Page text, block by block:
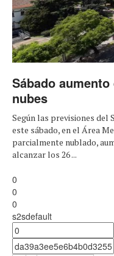
Sábado
nubes
Según las previsiones
este sábado, en el Área
parcialmente nublado,
alcanzar los 26 ...
0
0
0
s2sdefault